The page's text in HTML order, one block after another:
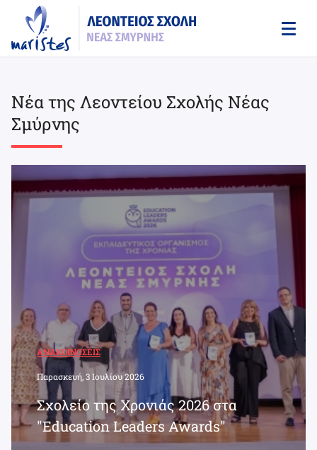
content
Νέα της Λεοντείου Σχολής Νέας
Σμύρνης
ΑΝΑΚΟΙΝΏΣΕΙΣ
Παρασκευή, 3 Ιουλίου 2026
Σχολείο της Χρονιάς 2026 στα
"Education Leaders Awards"